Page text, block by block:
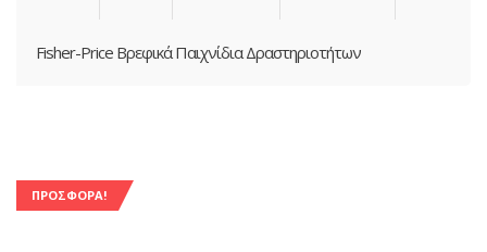
Fisher-Price Βρεφικά Παιχνίδια Δραστηριοτήτων
ΠΡΟΣΦΟΡΆ!